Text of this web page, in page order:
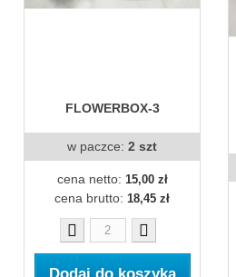
FLOWERBOX-3
w paczce: 2 szt
cena netto: 15,00 zł
cena brutto: 18,45 zł